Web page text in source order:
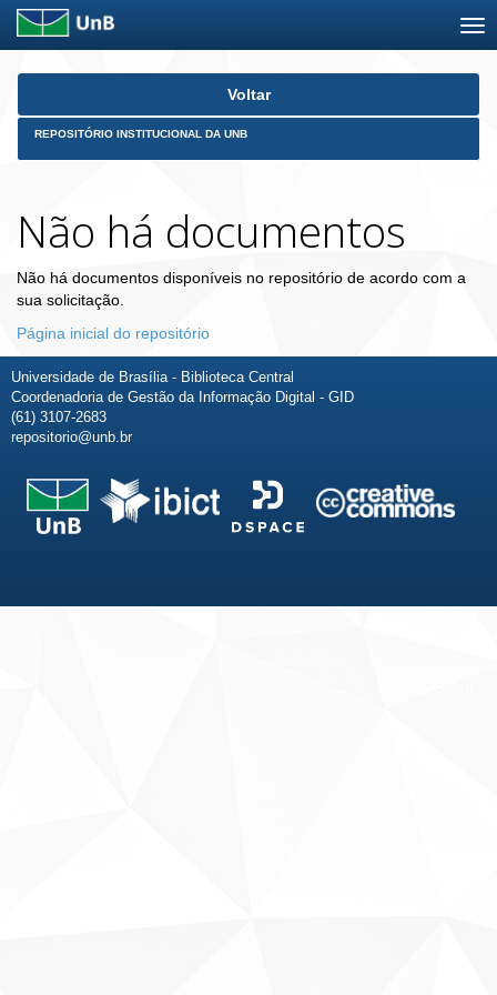
Skip
Voltar
REPOSITÓRIO INSTITUCIONAL DA UNB
Não há documentos
Não há documentos disponíveis no repositório de acordo com a
sua solicitação.
Página inicial do repositório
Universidade de Brasília - Biblioteca Central
Coordenadoria de Gestão da Informação Digital - GID
(61) 3107-2683
repositorio@unb.br